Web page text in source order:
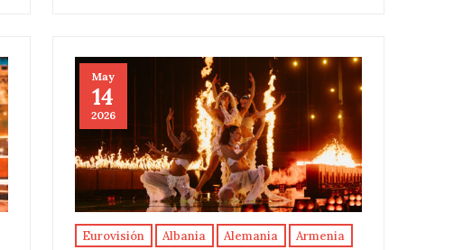
May
14
2026
Eurovisión Albania Alemania Armenia